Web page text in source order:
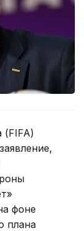
(FIFA)
фоне
плана